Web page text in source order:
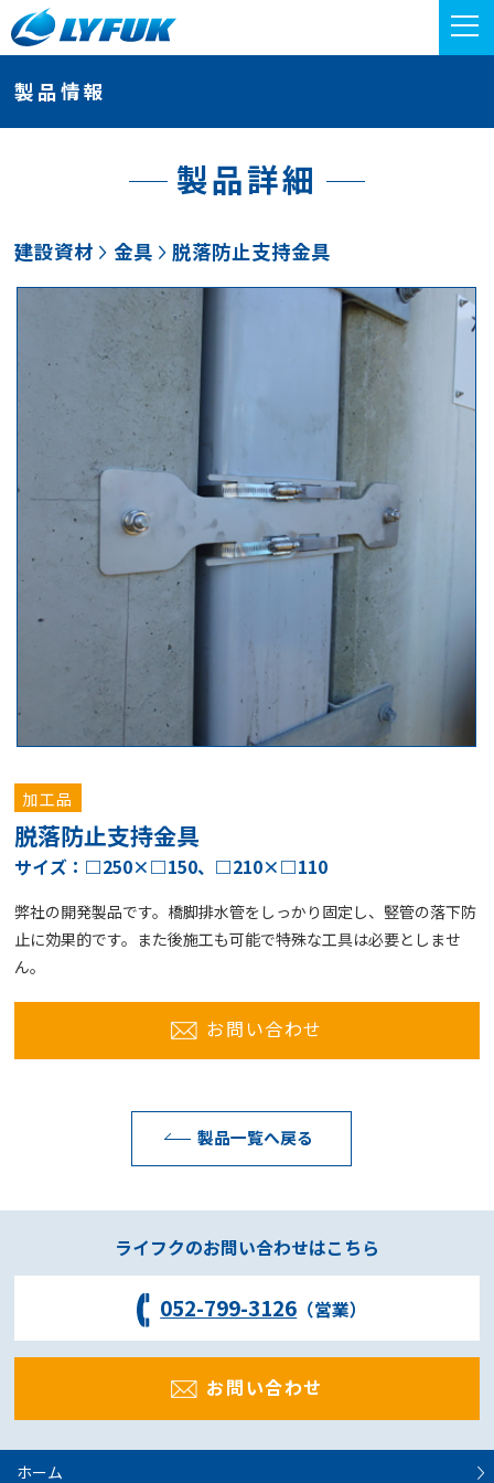
製品情報
製品詳細
建設資材 金具 脱落防止支持金具
加工品
脱落防止支持金具
サイズ：□250×□150、□210×□110
弊社の開発製品です。橋脚排水管をしっかり固定し、竪管の落下防
止に効果的です。また後施工も可能で特殊な工具は必要としませ
ん｡
お問い合わせ
製品一覧へ戻る
ライフクのお問い合わせはこちら
052-799-3126 （営業）
お問い合わせ
ホーム